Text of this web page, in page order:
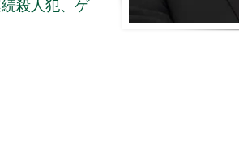
殺人犯、ゲ